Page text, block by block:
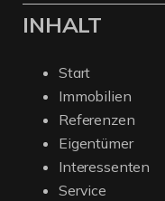
INHALT
Start
Immobilien
Referenzen
Eigentümer
Interessenten
Service